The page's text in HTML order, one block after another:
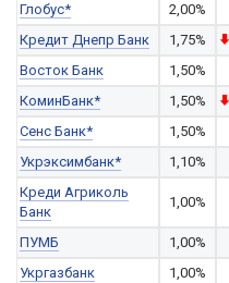
Глобус*
2,00%
Кредит Днепр Банк
1,75%
Восток Банк
1,50%
КоминБанк*
1,50%
Сенс Банк*
1,50%
Укрэксимбанк*
1,10%
Креди Агриколь
Банк
1,00%
ПУМБ 1,00%
Укргазбанк
1,00%